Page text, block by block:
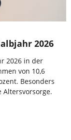
2026
2026 in der
von 10,6
Besonders